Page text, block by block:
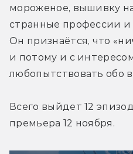
мороженое, вышивку
странные профессии и
Он признаётся, что
и потому и с
любопытствовать обо
Всего выйдет 12
премьера 12 ноября.